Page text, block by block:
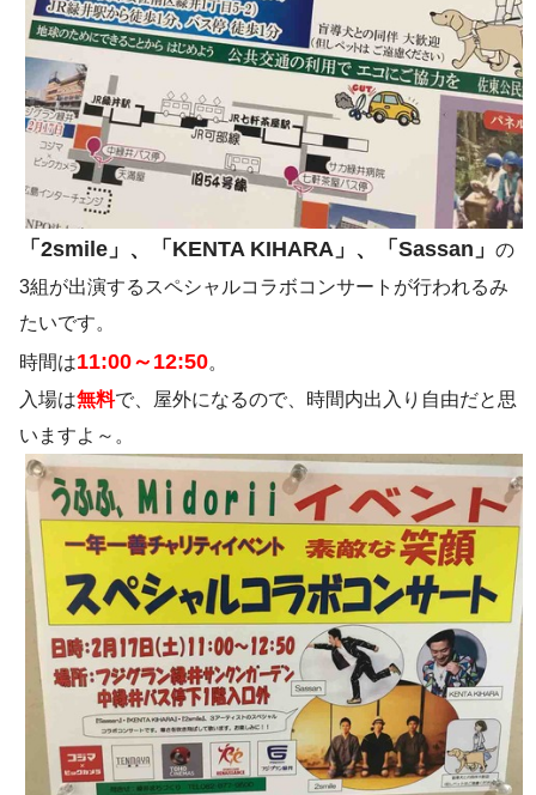
「2smile」、「KENTA KIHARA」、「Sassan」 の
3組が出演するスペシャルコラボコンサートが行われるみ
たいです。
時間は11:00～12:50。
入場は無料で、屋外になるので、時間内出入り自由だと思
いますよ～。